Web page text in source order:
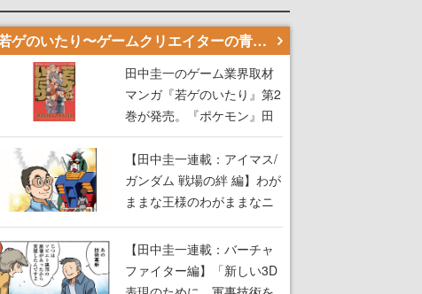
若ゲのいたり〜ゲームクリエイターの青春〜
田中圭一のゲーム業界取材
マンガ『若ゲのいたり』第2
巻が発売。『ポケモン』田
尻智さん、『ゼビウス』遠
藤雅伸さんらの貴重なエピ
ソードを収録
【田中圭一連載：アイマス/
ガンダム 戦場の絆 編】わが
ままな王様のわがままなニ
ーズを満たす！──小山順一
朗が貫く姿勢に、ゲームク
リエイターとしての矜持を
見た【若ゲのいたり最終
【田中圭一連載：バーチャ
ファイター編】「新しい3D